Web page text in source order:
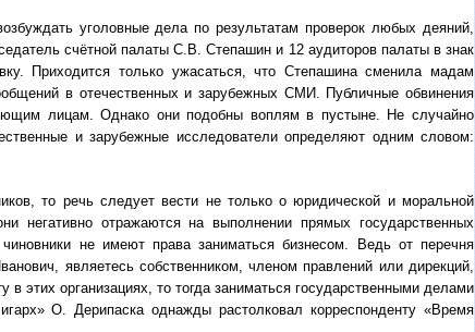
уголовные дела по результатам проверок любых деяний,
счётной палаты С.В. Степашин и 12 аудиторов палаты в знак
Приходится только ужасаться, что Степашина сменила мадам
в отечественных и зарубежных СМИ. Публичные обвинения
лицам. Однако они подобны воплям в пустыне. Не случайно
и зарубежные исследователи определяют одним словом:
то речь следует вести не только о юридической и моральной
негативно отражаются на выполнении прямых государственных
не имеют права заниматься бизнесом. Ведь от перечня
являетесь собственником, членом правлений или дирекций,
этих организациях, то тогда заниматься государственными делами
О. Дерипаска однажды растолковал корреспонденту «Время